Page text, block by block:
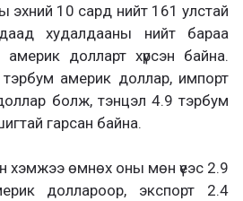
эхний 10 сард нийт 161 улстай
худалдааны нийт бараа
долларт хүрсэн байна.
тэрбум америк доллар, импорт
болж, тэнцэл 4.9 тэрбум
гарсан байна.
хэмжээ өмнөх оны мөн үеэс 2.9
доллароор, экспорт 2.4